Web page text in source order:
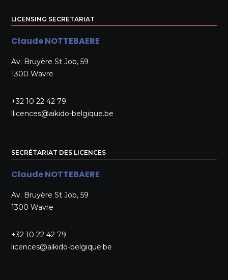
LICENSING SECRETARIAT
Claude NOTTEBAERE
Av. Bruyère St Job, 59
1300 Wavre
+32 10 22 42 79
llicences@aikido-belgique.be
SECRÉTARIAT DES LICENCES
Claude NOTTEBAERE
Av. Bruyère St Job, 59
1300 Wavre
+32 10 22 42 79
licences@aikido-belgique.be